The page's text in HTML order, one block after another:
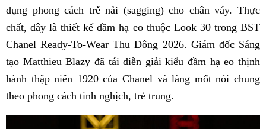
dụng phong cách trễ nải (sagging) cho chân váy. Thực
chất, đây là thiết kế đầm hạ eo thuộc Look 30 trong BST
Chanel Ready-To-Wear Thu Đông 2026. Giám đốc Sáng
tạo Matthieu Blazy đã tái diễn giải kiểu đầm hạ eo thịnh
hành thập niên 1920 của Chanel và làng mốt nói chung
theo phong cách tinh nghịch, trẻ trung.